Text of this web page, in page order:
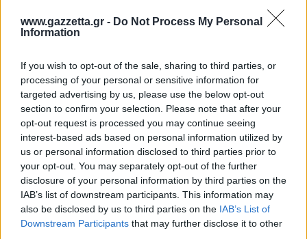
www.gazzetta.gr - Do Not Process My Personal
Information
If you wish to opt-out of the sale, sharing to third parties, or
processing of your personal or sensitive information for
targeted advertising by us, please use the below opt-out
section to confirm your selection. Please note that after your
opt-out request is processed you may continue seeing
interest-based ads based on personal information utilized by
us or personal information disclosed to third parties prior to
your opt-out. You may separately opt-out of the further
disclosure of your personal information by third parties on the
IAB’s list of downstream participants. This information may
also be disclosed by us to third parties on the IAB’s List of
Downstream Participants that may further disclose it to other
BEST OFINTERNET